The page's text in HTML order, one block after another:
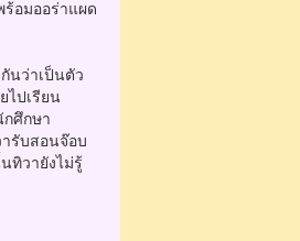
ร้อมออร่าแผด
นว่าเป็นตัว
ไปเรียน
กศึกษา
รับสอนจ๊อบ
ทิวายังไม่รู้